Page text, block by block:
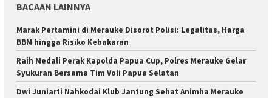
BACAAN LAINNYA
Marak Pertamini di Merauke Disorot Polisi: Legalitas, Harga
BBM hingga Risiko Kebakaran
Raih Medali Perak Kapolda Papua Cup, Polres Merauke Gelar
Syukuran Bersama Tim Voli Papua Selatan
Dwi Juniarti Nahkodai Klub Jantung Sehat Animha Merauke